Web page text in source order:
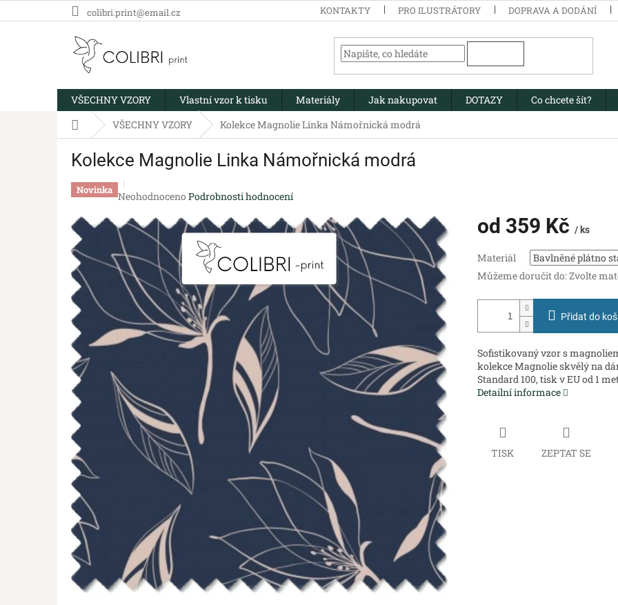
na
colibri.print@email.cz KONTAKTY PRO ILUSTRÁTORY DOPRAVA A DODÁNÍ
VŠECHNY VZORY Vlastní vzor k tisku Materiály Jak nakupovat DOTAZY Co chcete šít?
Domů VŠECHNY VZORY Kolekce Magnolie Linka Námořnická modrá
Kolekce Magnolie Linka Námořnická modrá
Novinka Průměrné
produktu
je
0,0
z
5
hvězdiček.
Neohodnoceno Podrobnosti hodnocení
od 359 Kč / ks
cena:
Materiál
Můžeme doručit do:Zvolte
Přidat do
Sofistikovaný vzor s
kolekce Magnolie skvělý na
Standard 100, tisk v EU od 1
Detailní informace
TISK ZEPTAT SE